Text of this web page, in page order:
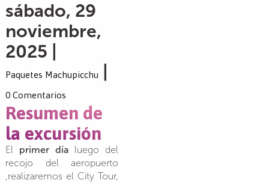
sábado, 29
noviembre,
2025 |
Paquetes Machupicchu
0 Comentarios
Resumen de
la excursión
El primer día luego del
recojo del aeropuerto
,realizaremos el City Tour,